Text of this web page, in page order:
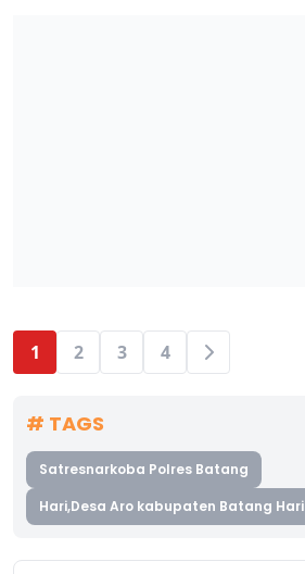
1 2 3 4
# TAGS
Satresnarkoba Polres Batang
Hari,Desa Aro kabupaten Batang Hari